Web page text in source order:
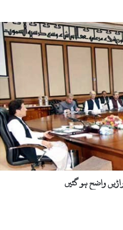
واضح ہو گئیں